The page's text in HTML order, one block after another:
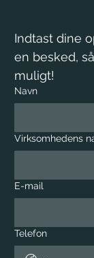
Indtast dine
en besked,
muligt!
Navn
Virksomhedens
E-mail
Telefon